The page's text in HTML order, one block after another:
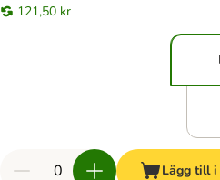
121,50 kr
Lägg till